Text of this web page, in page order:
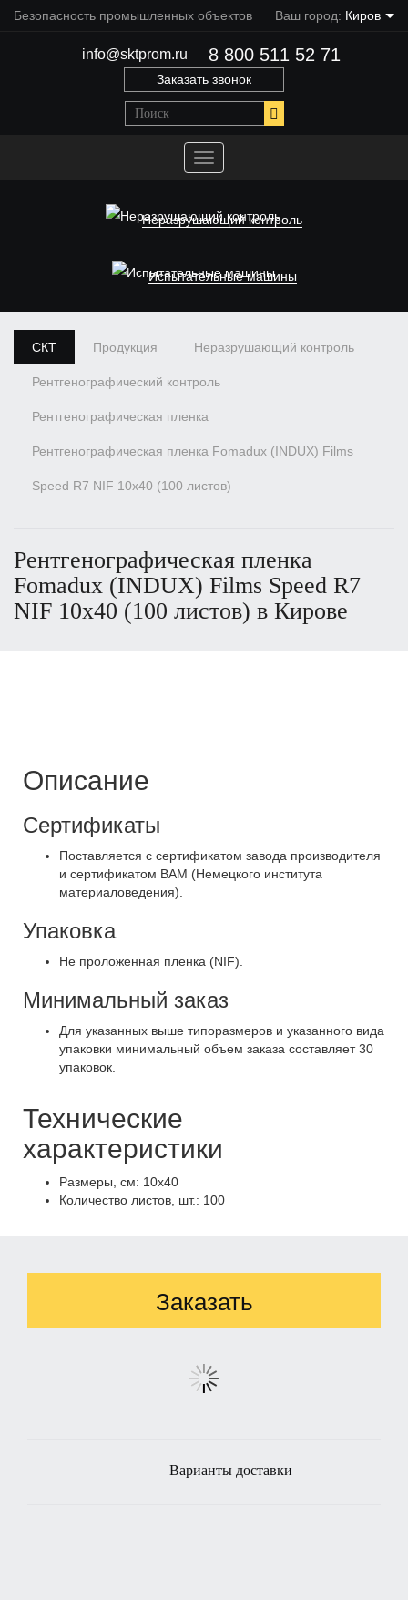
Безопасность промышленных объектов Ваш город: Киров
info@sktprom.ru 8 800 511 52 71
Заказать звонок
Переключить
навигацию
Неразрушающий контроль
Испытательные машины
СКТ Продукция Неразрушающий контроль
Рентгенографический контроль
Рентгенографическая пленка
Рентгенографическая пленка Fomadux (INDUX) Films
Speed R7 NIF 10х40 (100 листов)
Рентгенографическая пленка
Fomadux (INDUX) Films Speed R7
NIF 10х40 (100 листов) в Кирове
Описание
Сертификаты
Поставляется с сертификатом завода производителя
и сертификатом ВАМ (Немецкого института
материаловедения).
Упаковка
Не проложенная пленка (NIF).
Минимальный заказ
Для указанных выше типоразмеров и указанного вида
упаковки минимальный объем заказа составляет 30
упаковок.
Технические
характеристики
Размеры, см: 10х40
Количество листов, шт.: 100
Заказать
Варианты доставки